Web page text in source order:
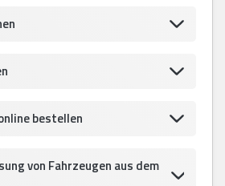
bestellen
von Fahrzeugen aus dem